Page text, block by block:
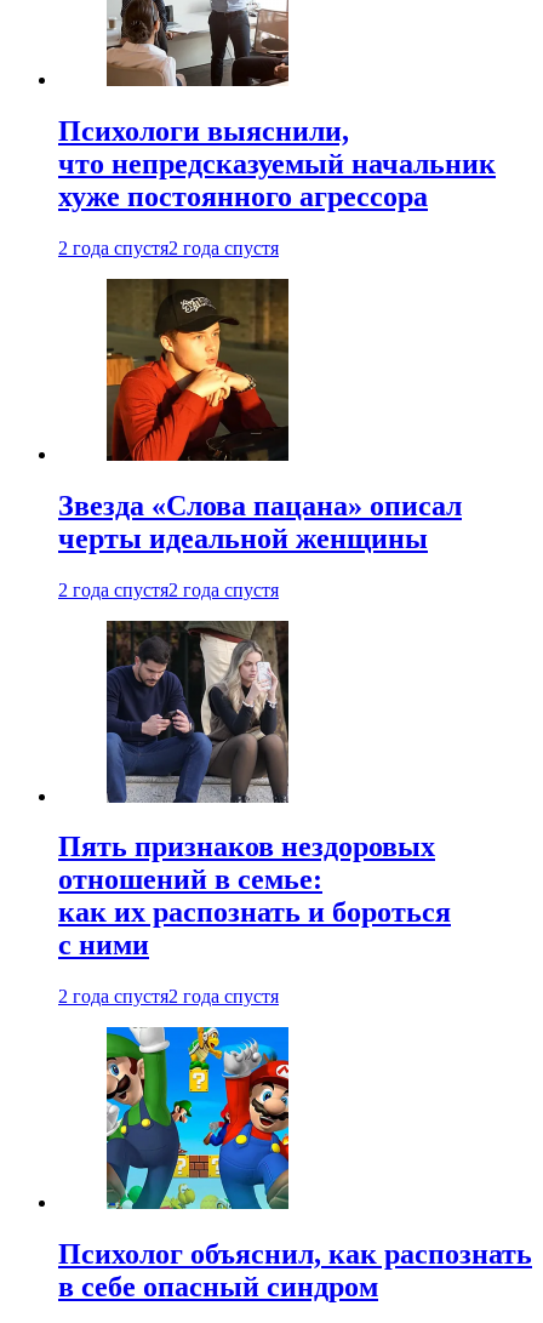
Психологи выяснили,
что непредсказуемый начальник
хуже постоянного агрессора
2 года спустя2 года спустя
Звезда «Слова пацана» описал
черты идеальной женщины
2 года спустя2 года спустя
Пять признаков нездоровых
отношений в семье:
как их распознать и бороться
с ними
2 года спустя2 года спустя
Психолог объяснил, как распознать
в себе опасный синдром